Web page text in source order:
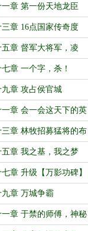
章 第一份天地龙臣
】章 16点国家传奇度
章 督军大将军，凌
章 一个字，杀！
章 攻占侯官城
章 会一会这天下的英
章 林牧招募猛将的布
章 我之基，我之梦
章 升级【万影功碑】
章 万城争霸
章 于禁的师傅，神秘